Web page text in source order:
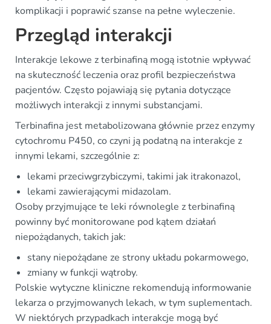
komplikacji i poprawić szanse na pełne wyleczenie.
Przegląd interakcji
Interakcje lekowe z terbinafiną mogą istotnie wpływać
na skuteczność leczenia oraz profil bezpieczeństwa
pacjentów. Często pojawiają się pytania dotyczące
możliwych interakcji z innymi substancjami.
Terbinafina jest metabolizowana głównie przez enzymy
cytochromu P450, co czyni ją podatną na interakcje z
innymi lekami, szczególnie z:
lekami przeciwgrzybiczymi, takimi jak itrakonazol,
lekami zawierającymi midazolam.
Osoby przyjmujące te leki równolegle z terbinafiną
powinny być monitorowane pod kątem działań
niepożądanych, takich jak:
stany niepożądane ze strony układu pokarmowego,
zmiany w funkcji wątroby.
Polskie wytyczne kliniczne rekomendują informowanie
lekarza o przyjmowanych lekach, w tym suplementach.
W niektórych przypadkach interakcje mogą być